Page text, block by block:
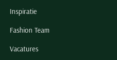
Inspiratie
Fashion Team
Vacatures